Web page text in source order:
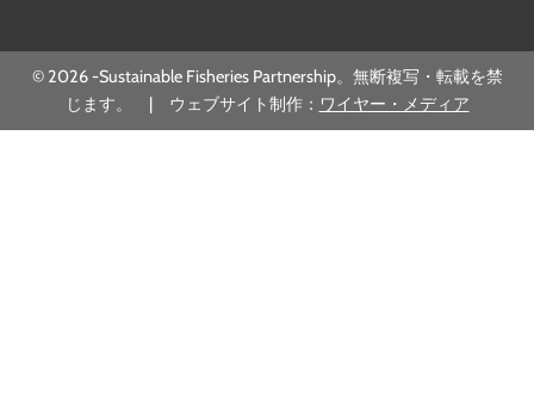
© 2026 -Sustainable Fisheries Partnership。無断複写・転載を禁
じます。 | ウェブサイト制作： ワイヤー・メディア